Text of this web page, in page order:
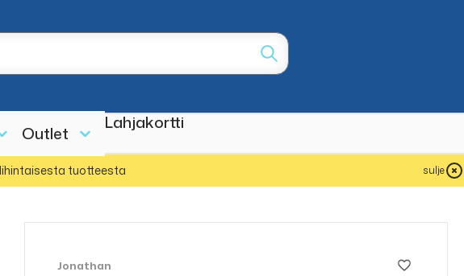
Outlet
Lahjakortti
tuotteesta sulje
Jonathan